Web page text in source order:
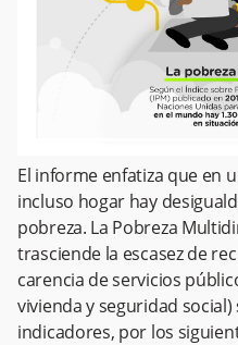
El informe enfatiza que en
incluso hogar hay
pobreza. La Pobreza
trasciende la escasez de
carencia de servicios
vivienda y seguridad
indicadores, por los